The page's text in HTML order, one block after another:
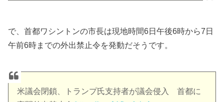
で、首都ワシントンの市長は現地時間6日午後6時から7日
午前6時までの外出禁止令を発動だそうです。
米議会閉鎖、トランプ氏支持者が議会侵入 首都に